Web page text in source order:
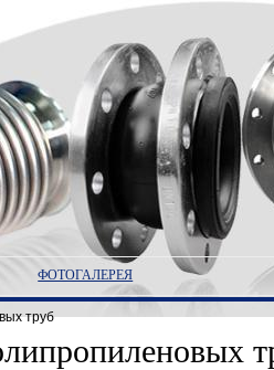
ФОТОГАЛЕРЕЯ
труб